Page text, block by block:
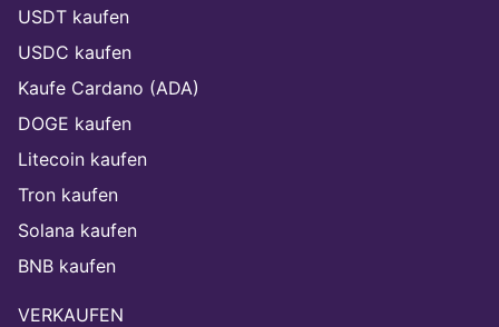
USDT kaufen
USDC kaufen
Kaufe Cardano (ADA)
DOGE kaufen
Litecoin kaufen
Tron kaufen
Solana kaufen
BNB kaufen
VERKAUFEN